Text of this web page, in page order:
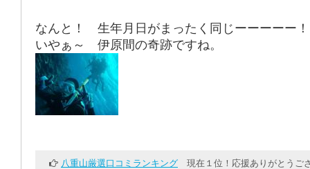
なんと！ 生年月日がまったく同じーーーーー
いやぁ～ 伊原間の奇跡ですね。
八重山厳選口コミランキング 現在１位！応援ありがとうご